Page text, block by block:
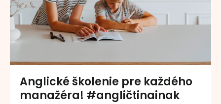
Anglické školenie pre každého
manažéra! #angličtinainak